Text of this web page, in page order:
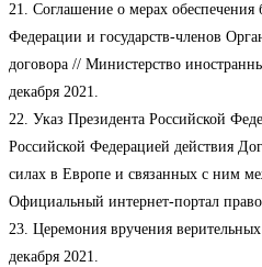
21. Соглашение о мерах обеспечения
Федерации и государств-членов
договора // Министерство
декабря 2021.
22. Указ Президента Российской
Российской Федерацией действия
силах в Европе и связанных с ним
Официальный интернет-портал
23. Церемония вручения
декабря 2021.